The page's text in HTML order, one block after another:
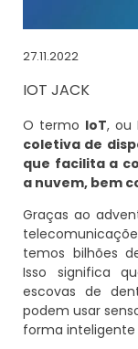
27.11.2022
IOT JACK
O termo IoT, ou
coletiva de
que facilita a
a nuvem, bem
Graças ao
temos bilhões
Isso significa
escovas de
podem usar
forma inteligente